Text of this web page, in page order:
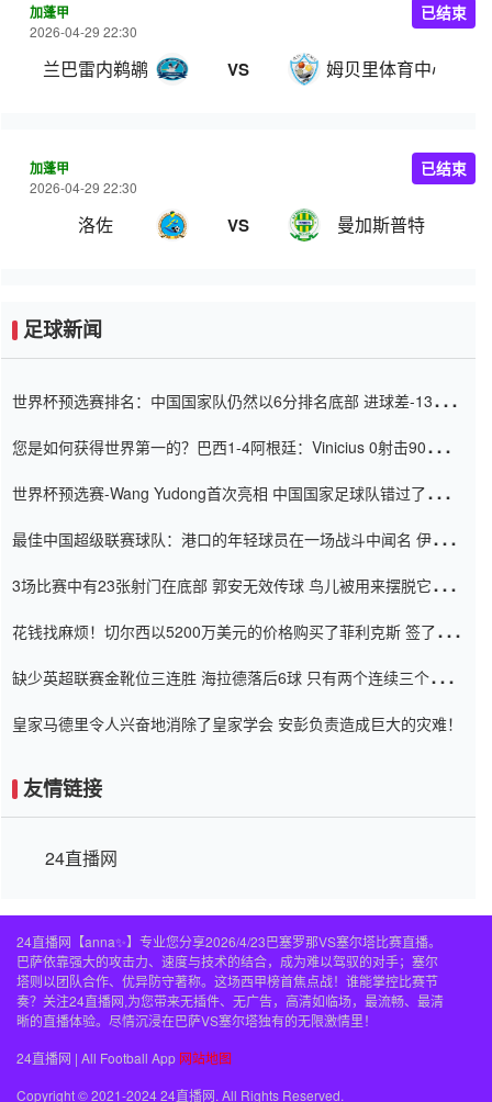
加蓬甲
2026-04-29 22:30
兰巴雷内鹈鹕 VS 姆贝里体育中心
已结束
加蓬甲
2026-04-29 22:30
洛佐 VS 曼加斯普特
已结束
足球新闻
世界杯预选赛排名：中国国家队仍然以6分排名底部 进球差-13令人
您是如何获得世界第一的？巴西1-4阿根廷：Vinicius 0射击90分钟
世界杯预选赛-Wang Yudong首次亮相 中国国家足球队错过了世界
最佳中国超级联赛球队：港口的年轻球员在一场战斗中闻名 伊万放
3场比赛中有23张射门在底部 郭安无效传球 鸟儿被用来摆脱它
花钱找麻烦！切尔西以5200万美元的价格购买了菲利克斯 签了7年
缺少英超联赛金靴位三连胜 海拉德落后6球 只有两个连续三个连续
皇家马德里令人兴奋地消除了皇家学会 安彭负责造成巨大的灾难！
友情链接
24直播网
24直播网【anna✨】专业您分享2026/4/23巴塞罗那VS塞尔塔比赛直播。
巴萨依靠强大的攻击力、速度与技术的结合，成为难以驾驭的对手；塞尔
塔则以团队合作、优异防守著称。这场西甲榜首焦点战！谁能掌控比赛节
奏？关注24直播网,为您带来无插件、无广告，高清如临场，最流畅、最清
晰的直播体验。尽情沉浸在巴萨VS塞尔塔独有的无限激情里！
24直播网 | All Football App 网站地图
Copyright © 2021-2024 24直播网. All Rights Reserved.